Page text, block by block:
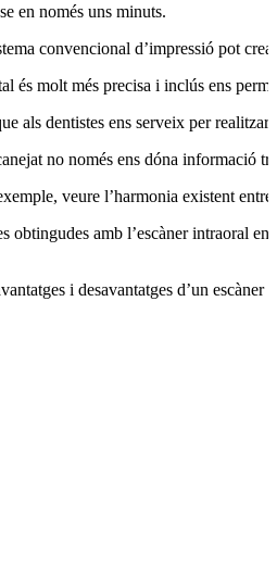
en només uns minuts.
convencional d’impressió pot
és molt més precisa i inclús ens
als dentistes ens serveix per
no només ens dóna informació
veure l’harmonia existent
obtingudes amb l’escàner intraoral
i desavantatges d’un